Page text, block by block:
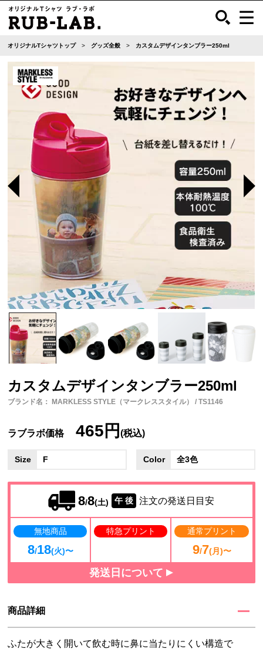
オリジナルTシャツトップ グッズ全般 カスタムデザインタンブラー250ml
カスタムデザインタンブラー250ml
ブランド名： MARKLESS STYLE（マークレススタイル） / TS1146
ラブラボ価格 465円(税込)
Size F Color 全3色
8/8(土) 午 後 注文の発送日目安
無地商品
8/18(火)〜
特急プリント 通常プリント
9/7(月)〜
発送日について
商品詳細
ふたが大きく開いて飲む時に鼻に当たりにくい構造で